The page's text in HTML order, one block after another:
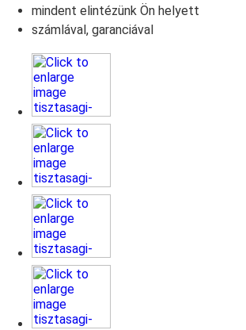
mindent elintézünk Ön helyett
számlával, garanciával